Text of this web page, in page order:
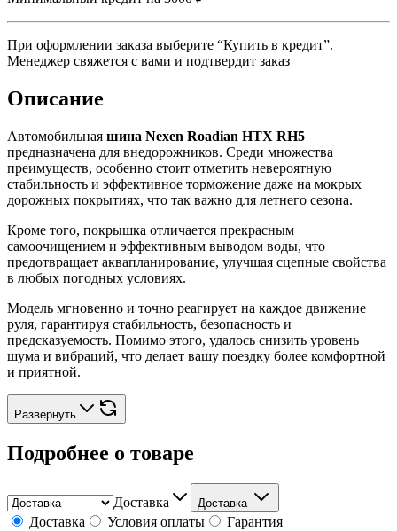
При оформлении заказа выберите “Купить в кредит”.
Менеджер свяжется с вами и подтвердит заказ
Описание
Автомобильная шина Nexen Roadian HTX RH5
предназначена для внедорожников. Среди множества
преимуществ, особенно стоит отметить невероятную
стабильность и эффективное торможение даже на мокрых
дорожных покрытиях, что так важно для летнего сезона.
Кроме того, покрышка отличается прекрасным
самоочищением и эффективным выводом воды, что
предотвращает аквапланирование, улучшая сцепные свойства
в любых погодных условиях.
Модель мгновенно и точно реагирует на каждое движение
руля, гарантируя стабильность, безопасность и
предсказуемость. Помимо этого, удалось снизить уровень
шума и вибраций, что делает вашу поездку более комфортной
и приятной.
Развернуть
Подробнее о товаре
Доставка Доставка
Доставка Условия оплаты Гарантия